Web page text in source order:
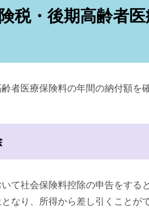
税・後期高齢者
者医療保険料の年間の納付額を
て社会保険料控除の申告をする
なり、所得から差し引くことが